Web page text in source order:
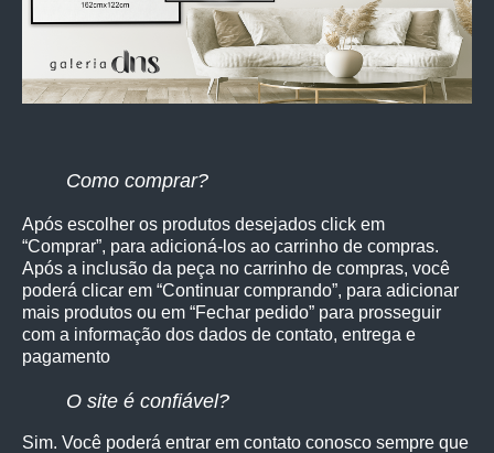
Como comprar?
Após escolher os produtos desejados click em
“Comprar”, para adicioná-los ao carrinho de compras.
Após a inclusão da peça no carrinho de compras, você
poderá clicar em “Continuar comprando”, para adicionar
mais produtos ou em “Fechar pedido” para prosseguir
com a informação dos dados de contato, entrega e
pagamento
O site é confiável?
Sim. Você poderá entrar em contato conosco sempre que